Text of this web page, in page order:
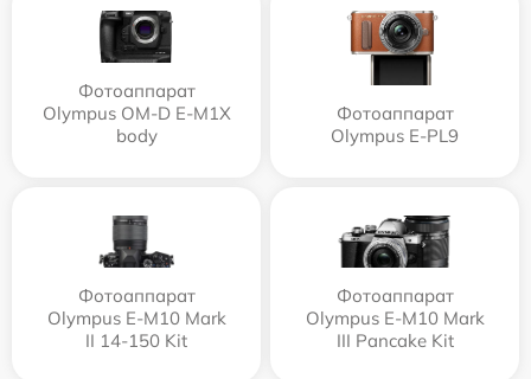
Фотоаппарат
Olympus OM-D E-M1X
body
Фотоаппарат
Olympus E‑PL9
Фотоаппарат
Olympus E‑M10 Mark
II 14-150 Kit
Фотоаппарат
Olympus E-M10 Mark
III Pancake Kit